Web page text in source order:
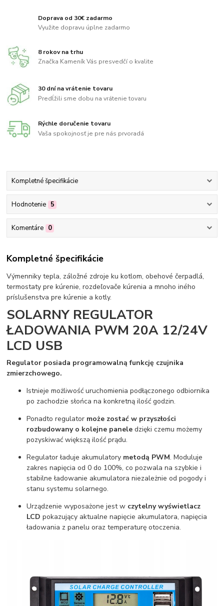
Doprava od 30€ zadarmo
Využite dopravu úplne zadarmo
8 rokov na trhu
Značka Kameník Vás presvedčí o kvalite
30 dní na vrátenie tovaru
Predĺžili sme dobu na vrátenie tovaru
Rýchle doručenie tovaru
Vaša spokojnosť je pre nás prvoradá
Kompletné špecifikácie
Hodnotenie 5
Komentáre 0
Kompletné špecifikácie
Výmenniky tepla, záložné zdroje ku kotlom, obehové čerpadlá,
termostaty pre kúrenie, rozdeľovače kúrenia a mnoho iného
príslušenstva pre kúrenie a kotly.
SOLARNY REGULATOR
ŁADOWANIA PWM 20A 12/24V
LCD USB
Regulator posiada programowalną funkcję czujnika
zmierzchowego.
Istnieje możliwość uruchomienia podłączonego odbiornika
po zachodzie słońca na konkretną ilość godzin.
Ponadto regulator może zostać w przyszłości
rozbudowany o kolejne panele dzięki czemu możemy
pozyskiwać większą ilość prądu.
Regulator ładuje akumulatory metodą PWM. Moduluje
zakres napięcia od 0 do 100%, co pozwala na szybkie i
stabilne ładowanie akumulatora niezależnie od pogody i
stanu systemu solarnego.
Urządzenie wyposażone jest w czytelny wyświetlacz
LCD pokazujący aktualne napięcie akumulatora, napięcia
ładowania z panelu oraz temperaturę otoczenia.